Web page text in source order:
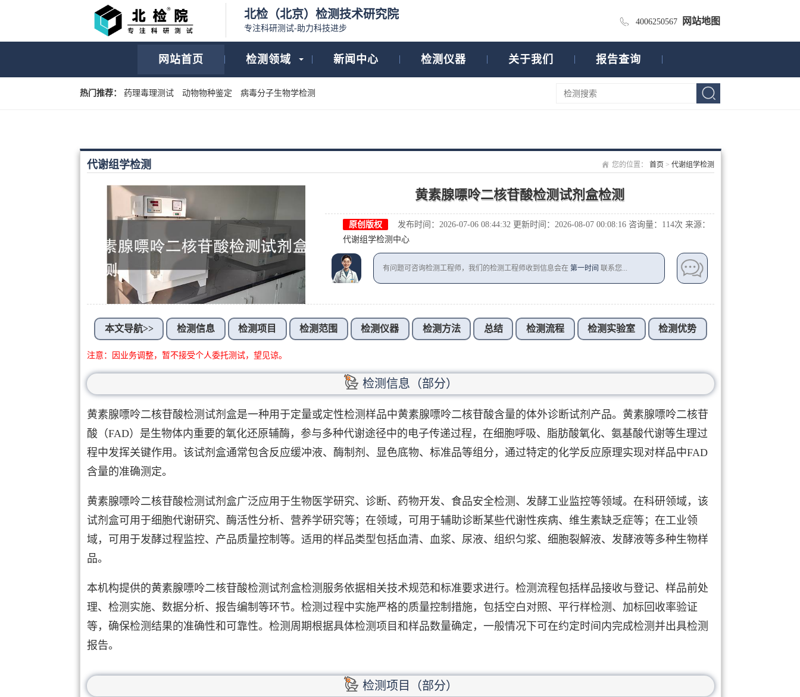
北检（北京）检测技术研究院
专注科研测试-助力科技进步
4006250567 网站地图
网站首页 检测领域 新闻中心 检测仪器 关于我们 报告查询
热门推荐： 药理毒理测试 动物物种鉴定 病毒分子生物学检测
您的位置： 首页> 代谢组学检测
代谢组学检测
黄素腺嘌呤二核苷酸检测试剂盒检测
原创版权 发布时间：2026-07-06 08:44:32 更新时间：2026-08-07 00:08:16 咨询量：1 14次 来源：
代谢组学检测中心
有问题可咨询检测工程师，我们的检测工程师收到信息会在第一时间 联系您...
本文导航>> 检测信息 检测项目 检测范围 检测仪器 检测方法 总结 检测流程 检测实验室 检测优势
注意：因业务调整，暂不接受个人委托测试，望见谅。
检测信息（部分）
黄素腺嘌呤二核苷酸检测试剂盒是一种用于定量或定性检测样品中黄素腺嘌呤二核苷酸含量的体外诊断试剂产品。黄素腺嘌呤二核苷
酸（FAD）是生物体内重要的氧化还原辅酶，参与多种代谢途径中的电子传递过程，在细胞呼吸、脂肪酸氧化、氨基酸代谢等生理过
程中发挥关键作用。该试剂盒通常包含反应缓冲液、酶制剂、显色底物、标准品等组分，通过特定的化学反应原理实现对样品中FAD
含量的准确测定。
黄素腺嘌呤二核苷酸检测试剂盒广泛应用于生物医学研究、诊断、药物开发、食品安全检测、发酵工业监控等领域。在科研领域，该
试剂盒可用于细胞代谢研究、酶活性分析、营养学研究等；在领域，可用于辅助诊断某些代谢性疾病、维生素缺乏症等；在工业领
域，可用于发酵过程监控、产品质量控制等。适用的样品类型包括血清、血浆、尿液、组织匀浆、细胞裂解液、发酵液等多种生物样
品。
本机构提供的黄素腺嘌呤二核苷酸检测试剂盒检测服务依据相关技术规范和标准要求进行。检测流程包括样品接收与登记、样品前处
理、检测实施、数据分析、报告编制等环节。检测过程中实施严格的质量控制措施，包括空白对照、平行样检测、加标回收率验证
等，确保检测结果的准确性和可靠性。检测周期根据具体检测项目和样品数量确定，一般情况下可在约定时间内完成检测并出具检测
报告。
检测项目（部分）